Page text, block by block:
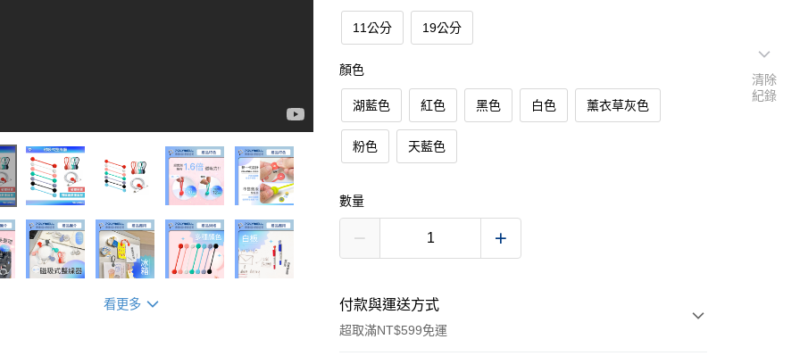
看更多
11公分 19公分
顏色
湖藍色 紅色 黑色 白色 薰衣草灰色
粉色 天藍色
數量
付款與運送方式
超取滿NT$599免運
清除
紀錄